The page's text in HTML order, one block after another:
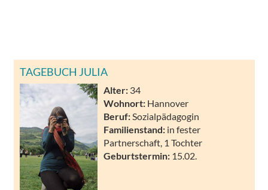
TAGEBUCH JULIA
Alter: 34
Wohnort: Hannover
Beruf: Sozialpädagogin
Familienstand: in fester
Partnerschaft, 1 Tochter
Geburtstermin: 15.02.